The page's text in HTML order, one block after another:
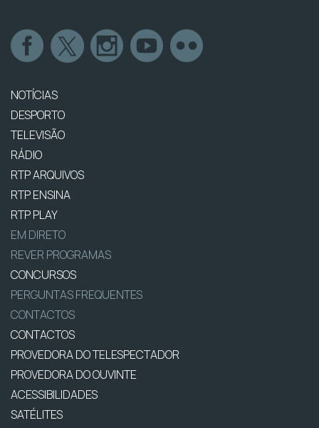
NOTÍCIAS
DESPORTO
TELEVISÃO
RÁDIO
RTP ARQUIVOS
RTP ENSINA
RTP PLAY
EM DIRETO
REVER PROGRAMAS
CONCURSOS
PERGUNTAS FREQUENTES
CONTACTOS
CONTACTOS
PROVEDORA DO TELESPECTADOR
PROVEDORA DO OUVINTE
ACESSIBILIDADES
SATÉLITES